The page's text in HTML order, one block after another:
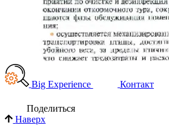
Big Experience Контакт
Поделиться
Наверх